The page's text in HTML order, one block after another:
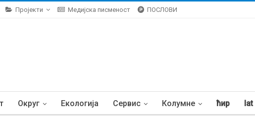
Пројекти Медијска писменост ПОСЛОВИ
Округ Екологија Сервис Колумне ћир lat